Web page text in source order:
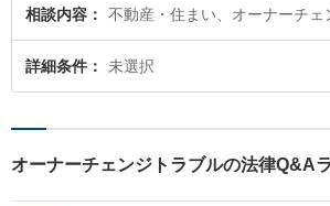
相談内容 不動産・住まい、オーナーチェ
詳細条件 未選択
オーナーチェンジトラブルの法律Q&A